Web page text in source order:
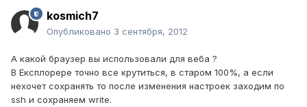
kosmich7
Опубликовано 3 сентября, 2012
А какой браузер вы использовали для веба ?
В Експлорере точно все крутиться, в старом 100%, а если
нехочет сохранять то после изменения настроек заходим по
ssh и сохраняем write.